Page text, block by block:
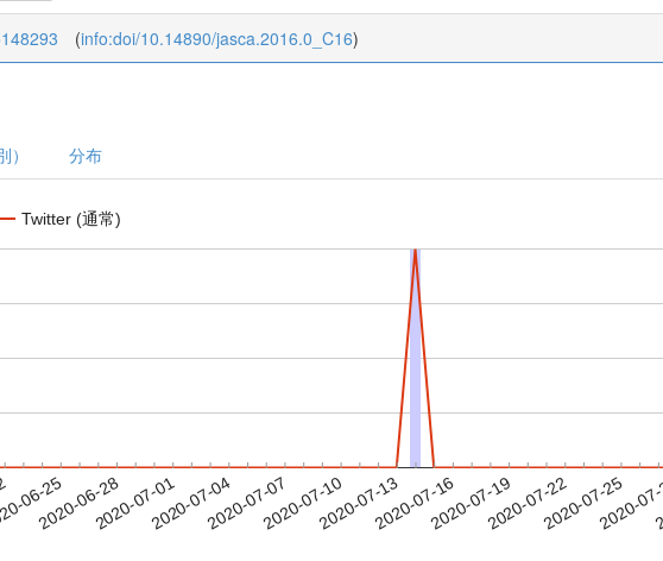
(info:doi/10.14890/jasca.2016.0_C16)
分布
Twitter (通常)
06-25
2020-06-282020-07-012020-07-042020-07-072020-07-102020-07-132020-07-162020-07-192020-07-222020-07-25
2020-